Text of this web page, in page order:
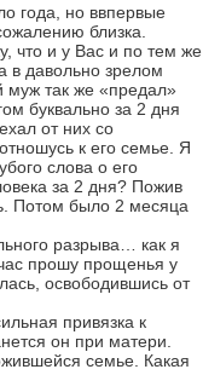
года, но ввпервые
близка.
что и у Вас и по тем же
в давольно зрелом
муж так же «предал»
буквально за 2 дня
от них со
к его семье. Я
слова о его
за 2 дня? Пожив
Потом было 2 месяца
разрыва… как я
прошу прощенья у
освободившись от
привязка к
он при матери.
семье. Какая